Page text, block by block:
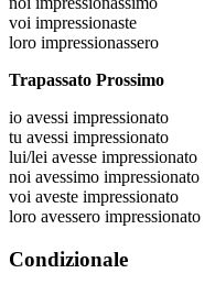
voi impressionaste
loro impressionassero
Trapassato Prossimo
io avessi impressionato
tu avessi impressionato
lui/lei avesse impressionato
noi avessimo impressionato
voi aveste impressionato
loro avessero impressionato
Condizionale